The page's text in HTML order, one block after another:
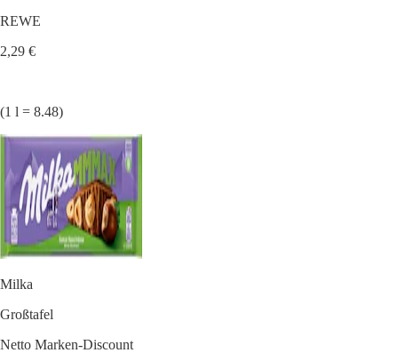
REWE
2,29 €
(1 l = 8.48)
Milka
Großtafel
Netto Marken-Discount